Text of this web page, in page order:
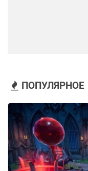
ПОПУЛЯРНОЕ